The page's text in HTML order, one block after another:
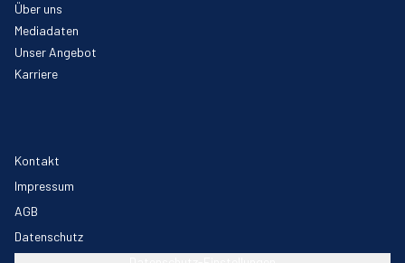
Über uns
Mediadaten
Unser Angebot
Karriere
Kontakt
Impressum
AGB
Datenschutz